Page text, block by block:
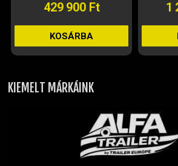
KOSÁRBA
KIEMELT MÁRKÁINK